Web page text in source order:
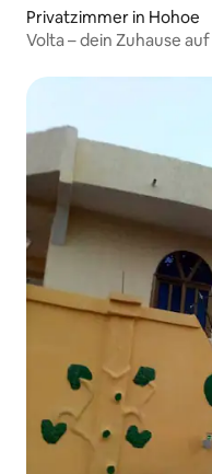
Privatzimmer in Hohoe